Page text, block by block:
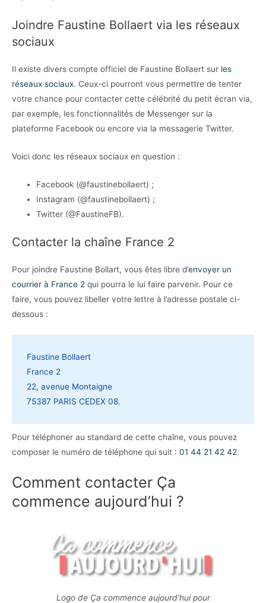
Joindre Faustine Bollaert via les réseaux
sociaux
Il existe divers compte officiel de Faustine Bollaert sur les
réseaux sociaux. Ceux-ci pourront vous permettre de tenter
votre chance pour contacter cette célébrité du petit écran via,
par exemple, les fonctionnalités de Messenger sur la
plateforme Facebook ou encore via la messagerie Twitter.
Voici donc les réseaux sociaux en question :
Facebook (@faustinebollaert) ;
Instagram (@faustinebollaert) ;
Twitter (@FaustineFB).
Contacter la chaîne France 2
Pour joindre Faustine Bollart, vous êtes libre d’envoyer un
courrier à France 2 qui pourra le lui faire parvenir. Pour ce
faire, vous pouvez libeller votre lettre à l’adresse postale ci-
dessous :
Faustine Bollaert
France 2
22, avenue Montaigne
75387 PARIS CEDEX 08.
Pour téléphoner au standard de cette chaîne, vous pouvez
composer le numéro de téléphone qui suit : 01 44 21 42 42.
Comment contacter Ça
commence aujourd’hui ?
Logo de Ça commence aujourd’hui pour